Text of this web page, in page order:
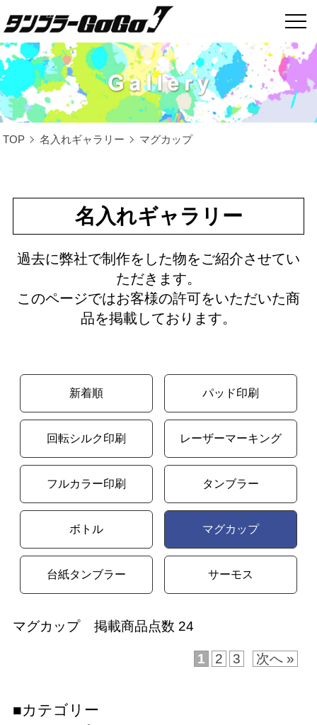
TOP 名入れギャラリー マグカップ
名入れギャラリー
過去に弊社で制作をした物をご紹介させてい
ただきます。
このページではお客様の許可をいただいた商
品を掲載しております。
新着順 パッド印刷
回転シルク印刷 レーザーマーキング
フルカラー印刷 タンブラー
ボトル マグカップ
台紙タンブラー サーモス
マグカップ 掲載商品点数 24
1 2 3 次へ »
カテゴリー